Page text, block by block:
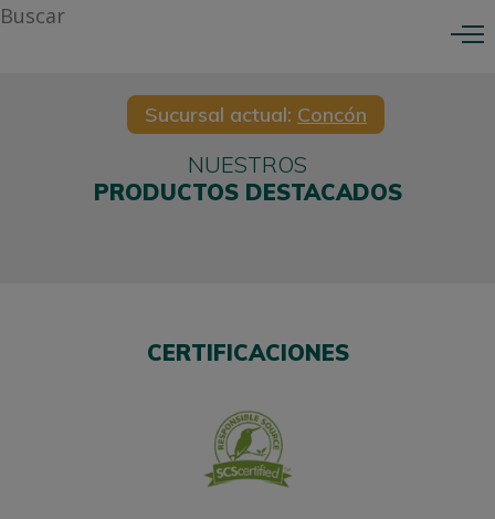
Sucursal actual: Concón
NUESTROS
PRODUCTOS DESTACADOS
CERTIFICACIONES